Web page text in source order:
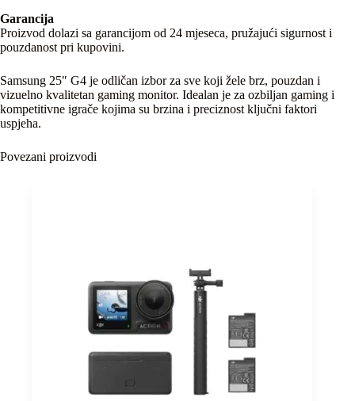
Garancija
Proizvod dolazi sa garancijom od 24 mjeseca, pružajući sigurnost i
pouzdanost pri kupovini.
Samsung 25″ G4 je odličan izbor za sve koji žele brz, pouzdan i
vizuelno kvalitetan gaming monitor. Idealan je za ozbiljan gaming i
kompetitivne igrače kojima su brzina i preciznost ključni faktori
uspjeha.
Povezani proizvodi